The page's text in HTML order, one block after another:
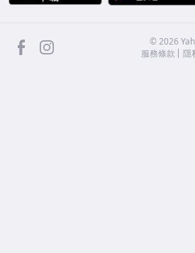
facebook ©2026
服務條款
隱